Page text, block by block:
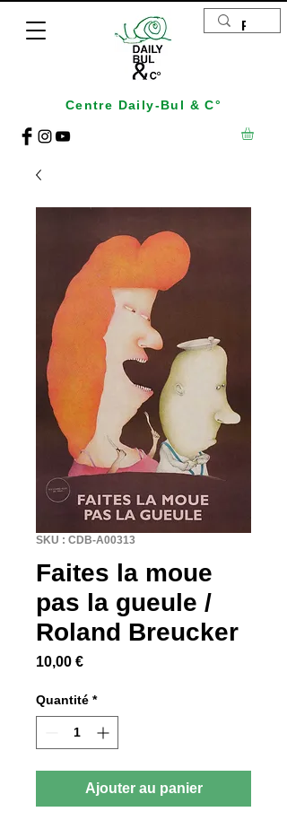
Centre Daily-Bul & C°
SKU : CDB-A00313
Faites la moue
pas la gueule /
Roland Breucker
10,00 €Prix
Quantité *
Ajouter au panier